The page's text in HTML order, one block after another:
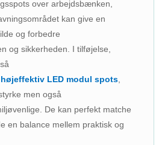
over arbejdsbænken,
kan give en
og forbedre
og sikkerheden. I tilføjelse,
LED modul spots
men også
De kan perfekt matche
en balance mellem praktisk og